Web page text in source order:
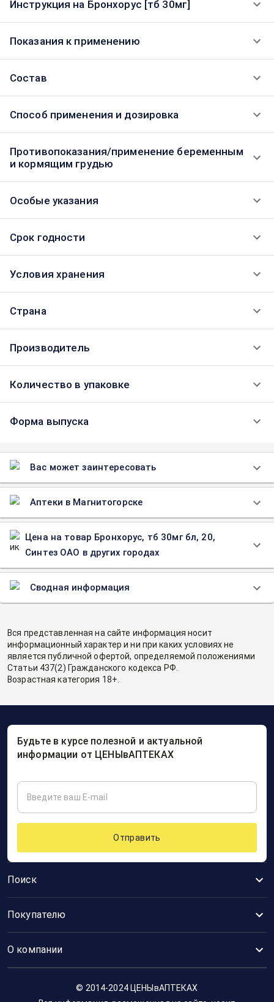
Инструкция на Бронхорус [тб 30мг]
Показания к применению
Состав
Способ применения и дозировка
Противопоказания/применение беременным
и кормящим грудью
Особые указания
Срок годности
Условия хранения
Страна
Производитель
Количество в упаковке
Форма выпуска
Вас может заинтересовать
Аптеки в Магнитогорске
Цена на товар Бронхорус, тб 30мг бл, 20,
Синтез ОАО в других городах
Сводная информация
Вся представленная на сайте информация носит
информационный характер и ни при каких условиях не
является публичной офертой, определяемой положениями
Статьи 437(2) Гражданского кодекса РФ.
Возрастная категория 18+.
Поиск
Покупателю
О компании
Будьте в курсе полезной и актуальной
информации от ЦЕНЫвАПТЕКАХ
Отправить
© 2014-2024 ЦЕНЫвАПТЕКАХ